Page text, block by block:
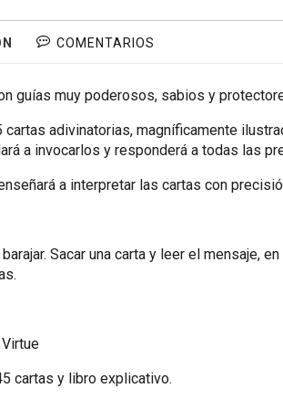
COMENTARIOS
guías muy poderosos, sabios y
cartas adivinatorias, magníficamente
a invocarlos y responderá a todas las
a interpretar las cartas con
Sacar una carta y leer el mensaje,
cartas y libro explicativo.